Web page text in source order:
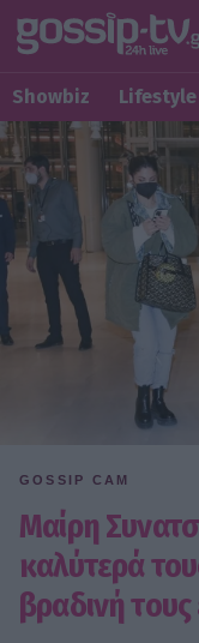
Showbiz Lifestyle
GOSSIP CAM
Μαίρη
καλύτερά
βραδινή